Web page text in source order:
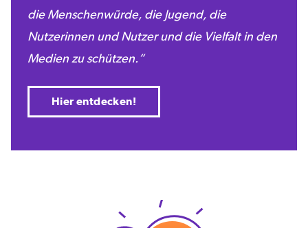
die Menschenwürde, die Jugend, die
Nutzerinnen und Nutzer und die Vielfalt in den
Medien zu schützen.
Hier entdecken!